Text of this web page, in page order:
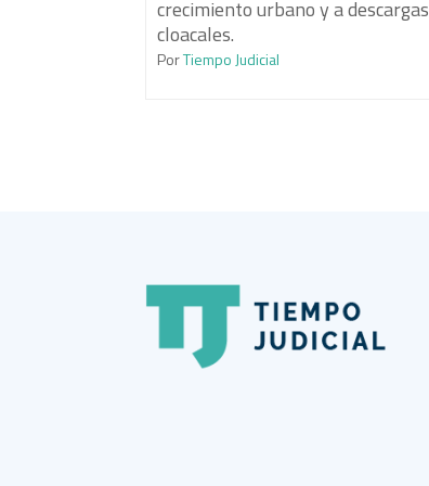
crecimiento urbano y a descargas
cloacales.
PorTiempo Judicial